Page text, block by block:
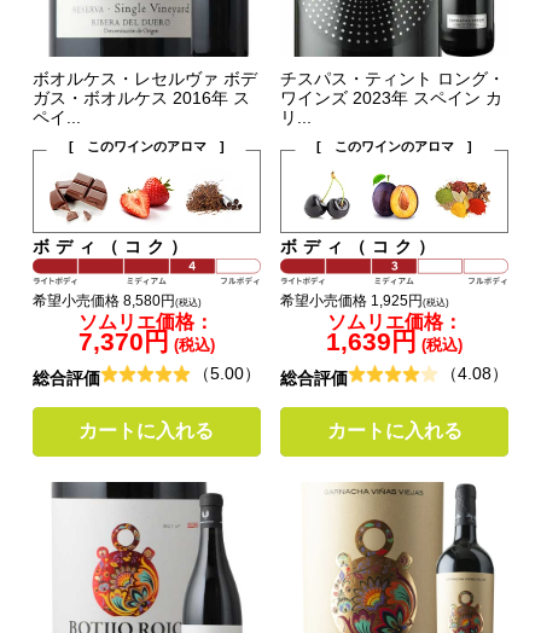
ボオルケス・レセルヴァ ボデ
ガス・ボオルケス 2016年 ス
ペイ...
[ このワインのアロマ ]
ボディ（コク）
希望小売価格 8,580円(税込)
ソムリエ価格：
7,370円 (税込)
総合評価 （5.00）
カートに入れる
チスパス・ティント ロング・
ワインズ 2023年 スペイン カ
リ...
[ このワインのアロマ ]
ボディ（コク）
希望小売価格 1,925円(税込)
ソムリエ価格：
1,639円 (税込)
総合評価 （4.08）
カートに入れる